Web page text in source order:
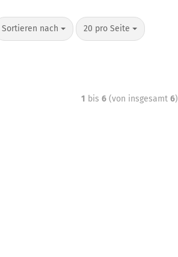
Sortieren nach 20 pro Seite
1 bis6 (von insgesamt6)